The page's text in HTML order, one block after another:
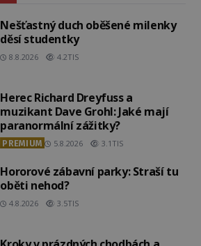
Nešťastný duch oběšené milenky
děsí studentky
8.8.2026 4.2TIS
Herec Richard Dreyfuss a
muzikant Dave Grohl: Jaké mají
paranormální zážitky?
PREMIUM 5.8.2026 3.1TIS
Hororové zábavní parky: Straší tu
oběti nehod?
4.8.2026 3.5TIS